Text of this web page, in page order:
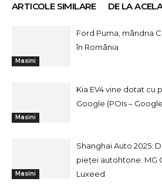
ARTICOLE SIMILARE DE LA
Masini
Ford Puma, mândria
în România
Masini
Kia EV4 vine dotat cu
Google (POIs –
Masini
Shanghai Auto 2025:
pieței autohtone: MG
Luxeed